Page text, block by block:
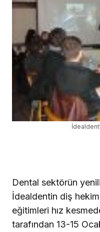
Dental sektörün
İdealdentin diş
eğitimleri hız
tarafından 13-15